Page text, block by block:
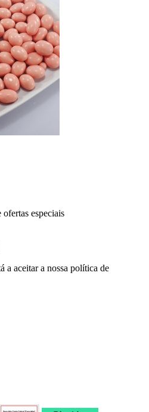
especiais
a aceitar a nossa política de